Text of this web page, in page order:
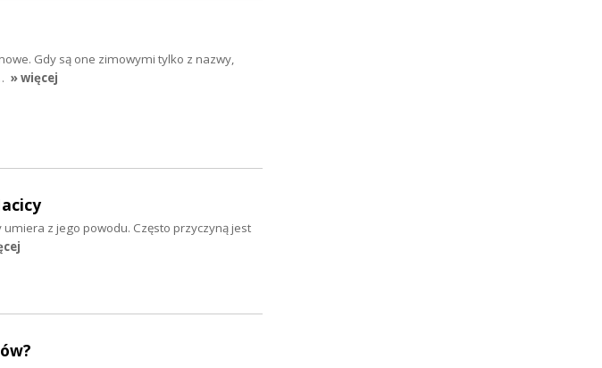
Gdy są one zimowymi tylko z nazwy,
» więcej
z jego powodu. Często przyczyną jest